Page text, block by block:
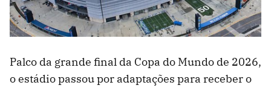
Palco da grande final da Copa do Mundo de 2026,
o estádio passou por adaptações para receber o